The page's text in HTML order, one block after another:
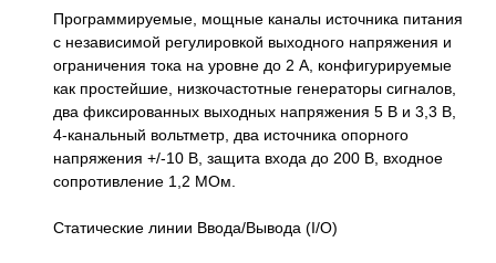
Программируемые, мощные каналы источника питания
с независимой регулировкой выходного напряжения и
ограничения тока на уровне до 2 А, конфигурируемые
как простейшие, низкочастотные генераторы сигналов,
два фиксированных выходных напряжения 5 В и 3,3 В,
4-канальный вольтметр, два источника опорного
напряжения +/-10 В, защита входа до 200 В, входное
сопротивление 1,2 МОм.
Статические линии Ввода/Вывода (I/O)